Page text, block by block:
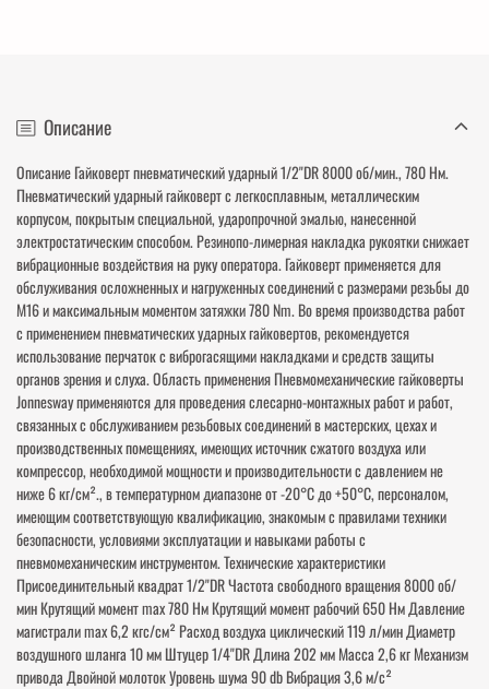
Описание
Описание Гайковерт пневматический ударный 1/2"DR 8000 об/мин., 780 Нм.
Пневматический ударный гайковерт с легкосплавным, металлическим
корпусом, покрытым специальной, ударопрочной эмалью, нанесенной
электростатическим способом. Резинопо-лимерная накладка рукоятки снижает
вибрационные воздействия на руку оператора. Гайковерт применяется для
обслуживания осложненных и нагруженных соединений с размерами резьбы до
М16 и максимальным моментом затяжки 780 Nm. Во время производства работ
с применением пневматических ударных гайковертов, рекомендуется
использование перчаток с виброгасящими накладками и средств защиты
органов зрения и слуха. Область применения Пневмомеханические гайковерты
Jonnesway применяются для проведения слесарно-монтажных работ и работ,
связанных с обслуживанием резьбовых соединений в мастерских, цехах и
производственных помещениях, имеющих источник сжатого воздуха или
компрессор, необходимой мощности и производительности с давлением не
ниже 6 кг/см²., в температурном диапазоне от -20°С до +50°С, персоналом,
имеющим соответствующую квалификацию, знакомым с правилами техники
безопасности, условиями эксплуатации и навыками работы с
пневмомеханическим инструментом. Технические характеристики
Присоединительный квадрат 1/2"DR Частота свободного вращения 8000 об/
мин Крутящий момент mах 780 Нм Крутящий момент рабочий 650 Нм Давление
магистрали mах 6,2 кгс/см² Расход воздуха циклический 119 л/мин Диаметр
воздушного шланга 10 мм Штуцер 1/4"DR Длина 202 мм Масса 2,6 кг Механизм
привода Двойной молоток Уровень шума 90 db Вибрация 3,6 м/с²